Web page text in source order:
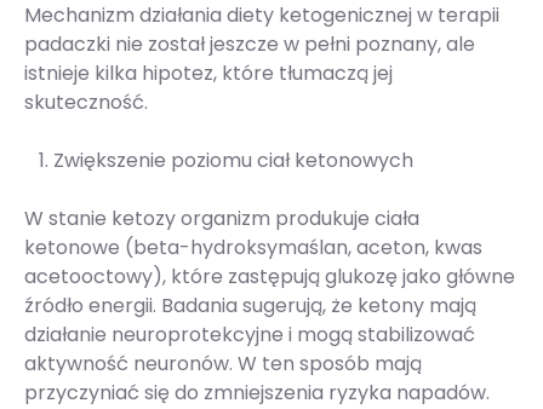
Mechanizm działania diety ketogenicznej w terapii
padaczki nie został jeszcze w pełni poznany, ale
istnieje kilka hipotez, które tłumaczą jej
skuteczność.
Zwiększenie poziomu ciał ketonowych
W stanie ketozy organizm produkuje ciała
ketonowe (beta-hydroksymaślan, aceton, kwas
acetooctowy), które zastępują glukozę jako główne
źródło energii. Badania sugerują, że ketony mają
działanie neuroprotekcyjne i mogą stabilizować
aktywność neuronów. W ten sposób mają
przyczyniać się do zmniejszenia ryzyka napadów.